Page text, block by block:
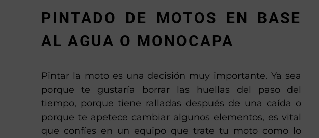
PINTADO DE MOTOS EN BASE
AL AGUA O MONOCAPA
Pintar la moto es una decisión muy importante. Ya sea
porque te gustaría borrar las huellas del paso del
tiempo, porque tiene ralladas después de una caída o
porque te apetece cambiar algunos elementos, es vital
que confíes en un equipo que trate tu moto como lo